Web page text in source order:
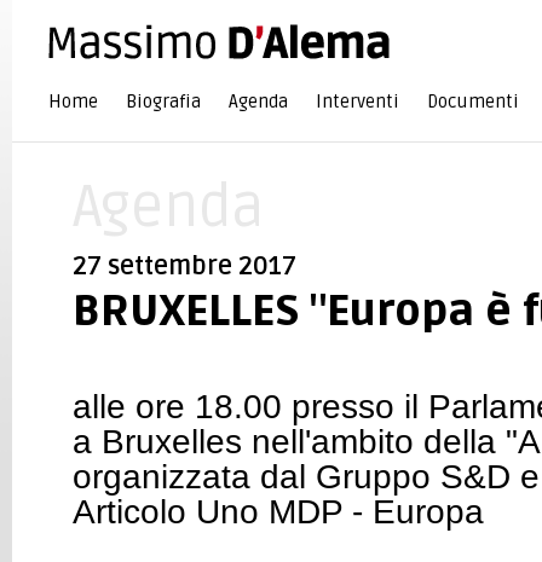
Home Biografia Agenda Interventi Documenti
27 settembre 2017
BRUXELLES "Europa
alle ore 18.00 presso il
a Bruxelles nell'ambito della
organizzata dal Gruppo S&D
Articolo Uno MDP - Europa